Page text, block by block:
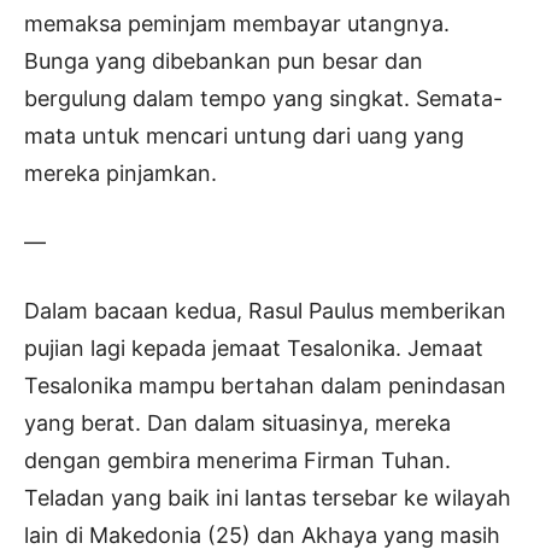
memaksa peminjam membayar utangnya.
Bunga yang dibebankan pun besar dan
bergulung dalam tempo yang singkat. Semata-
mata untuk mencari untung dari uang yang
mereka pinjamkan.
—
Dalam bacaan kedua, Rasul Paulus memberikan
pujian lagi kepada jemaat Tesalonika. Jemaat
Tesalonika mampu bertahan dalam penindasan
yang berat. Dan dalam situasinya, mereka
dengan gembira menerima Firman Tuhan.
Teladan yang baik ini lantas tersebar ke wilayah
lain di Makedonia (25) dan Akhaya yang masih